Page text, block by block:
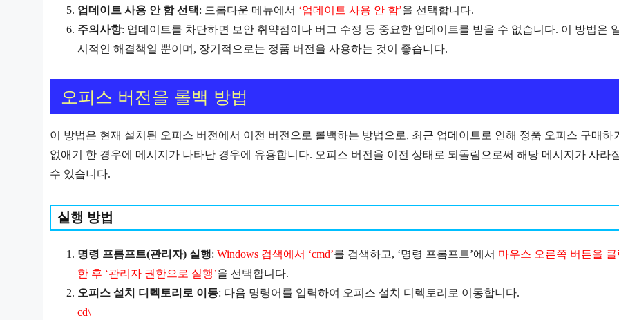
업데이트 사용 안 함 선택: 드롭다운 메뉴에서 ‘업데이트 사용 안 함’을 선택합니다.
주의사항: 업데이트를 차단하면 보안 취약점이나 버그 수정 등 중요한 업데이트를 받을 수 없습니다. 이 방법은
시적인 해결책일 뿐이며, 장기적으로는 정품 버전을 사용하는 것이 좋습니다.
오피스 버전을 롤백 방법
이 방법은 현재 설치된 오피스 버전에서 이전 버전으로 롤백하는 방법으로, 최근 업데이트로 인해 정품 오피스 구매하
없애기 한 경우에 메시지가 나타난 경우에 유용합니다. 오피스 버전을 이전 상태로 되돌림으로써 해당 메시지가 사라
수 있습니다.
실행 방법
명령 프롬프트(관리자) 실행: Windows 검색에서 ‘cmd’를 검색하고, ‘명령 프롬프트’에서 마우스 오른쪽 버튼을 클
한 후 ‘관리자 권한으로 실행’을 선택합니다.
오피스 설치 디렉토리로 이동: 다음 명령어를 입력하여 오피스 설치 디렉토리로 이동합니다.
cd\